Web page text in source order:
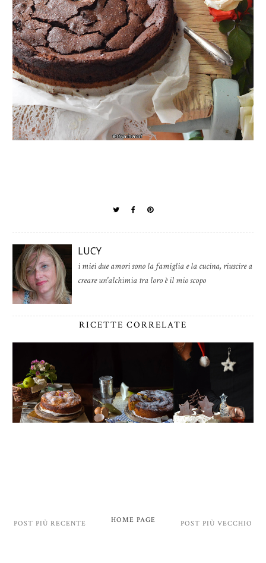
LUCY
i miei due amori sono la famiglia e la cucina, riuscire a
creare un'alchimia tra loro è il mio scopo
RICETTE CORRELATE
POST PIÙ RECENTE POST PIÙ VECCHIO
HOME PAGE